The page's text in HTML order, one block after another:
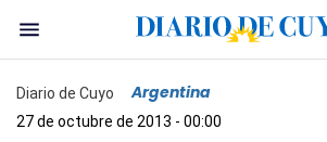
Diario de Cuyo Argentina
27 de octubre de 2013 - 00:00